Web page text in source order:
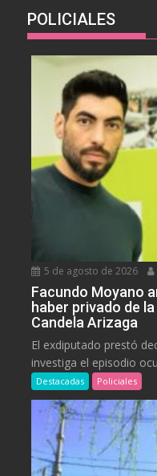
POLICIALES
5 de agosto de 2026
Facundo Moyano
haber privado de
Candela Arizaga
El exdiputado prestó
investiga el episodio
Destacadas Policiales